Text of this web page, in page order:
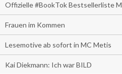
Offizielle #BookTok Bestsellerliste
Frauen im Kommen
Lesemotive ab sofort in MC Metis
Kai Diekmann: Ich war BILD